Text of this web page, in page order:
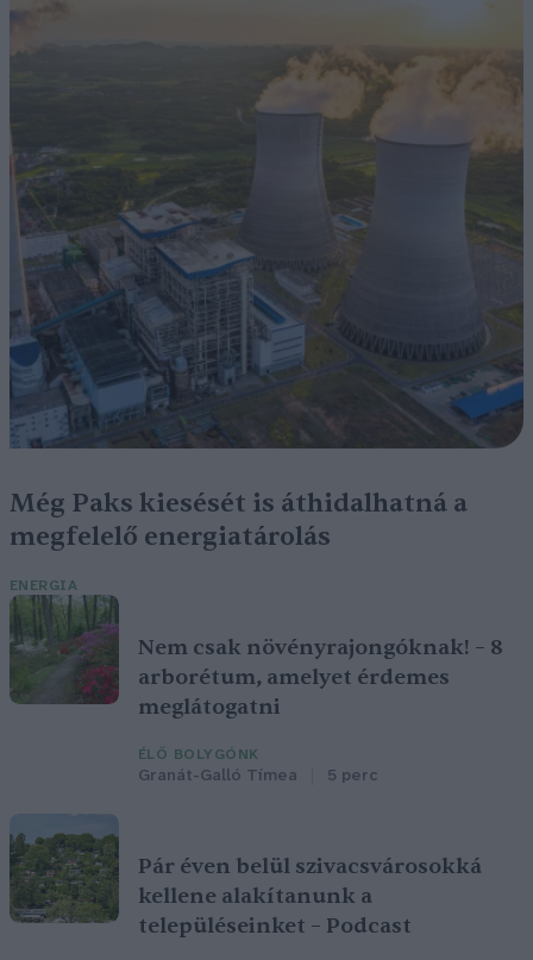
Még Paks kiesését is áthidalhatná a
megfelelő energiatárolás
ENERGIA
Nem csak növényrajongóknak! – 8
arborétum, amelyet érdemes
meglátogatni
ÉLŐ BOLYGÓNK
Granát-Galló Tímea 5 perc
Pár éven belül szivacsvárosokká
kellene alakítanunk a
településeinket – Podcast